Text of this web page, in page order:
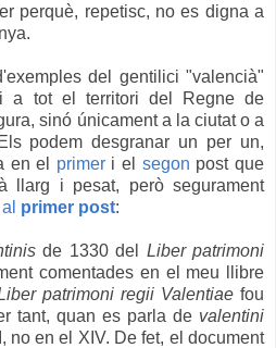
perquè, repetisc, no es digna a
del gentilici "valencià"
a tot el territori del Regne de
sinó únicament a la ciutat o a
podem desgranar un per un,
en el primeri el segon post que
llarg i pesat, però segurament
primer post:
de 1330 del Liber patrimoni
comentades en el meu llibre
patrimoni regii Valentiaefou
tant, quan es parla de valentini
no en el XIV. De fet, el document